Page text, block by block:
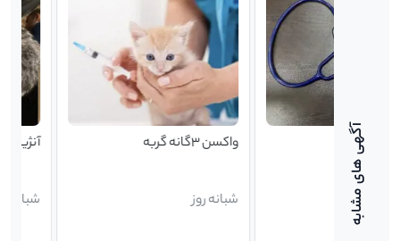
آنژیوکت گذاری سگ و